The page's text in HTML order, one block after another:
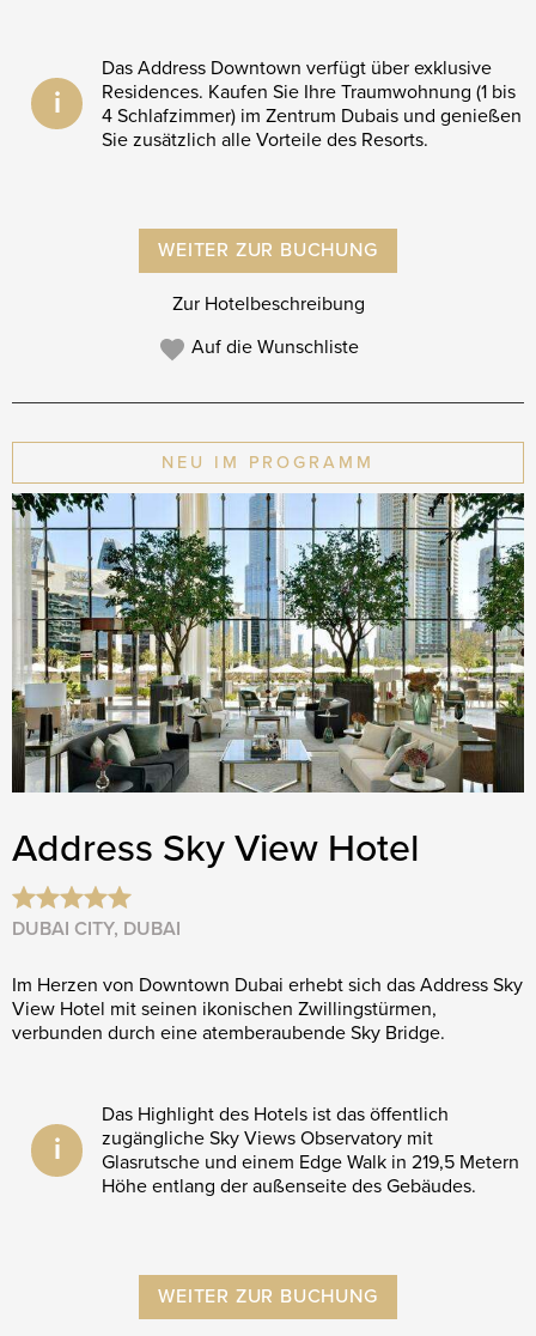
i
Das Address Downtown verfügt über exklusive
Residences. Kaufen Sie Ihre Traumwohnung (1 bis
4 Schlafzimmer) im Zentrum Dubais und genießen
Sie zusätzlich alle Vorteile des Resorts.
WEITER ZUR BUCHUNG
Zur Hotelbeschreibung
Auf die Wunschliste
NEU IM PROGRAMM
Address Sky View Hotel
DUBAI CITY, DUBAI
Im Herzen von Downtown Dubai erhebt sich das Address Sky
View Hotel mit seinen ikonischen Zwillings­türmen,
verbunden durch eine atemberaubende Sky Bridge.
i
Das Highlight des Hotels ist das öffentlich
zugängliche Sky Views Observatory mit
Glasrutsche und einem Edge Walk in 219,5 Metern
Höhe entlang der außenseite des Gebäudes.
WEITER ZUR BUCHUNG